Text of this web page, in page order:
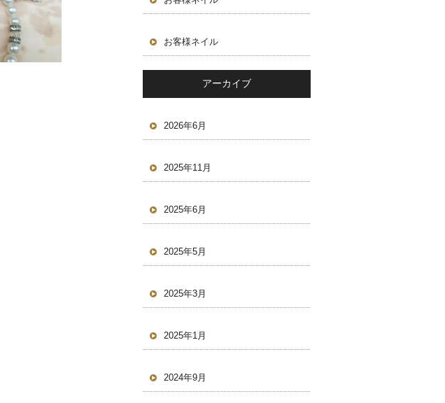
お客様ネイル
アーカイブ
2026年6月
2025年11月
2025年6月
2025年5月
2025年3月
2025年1月
2024年9月